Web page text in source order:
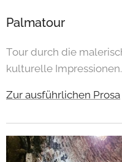
Palmatour
Tour durch die
kulturelle Impressionen.
Zur ausführlichen Prosa